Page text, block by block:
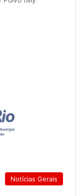
Notícias Gerais